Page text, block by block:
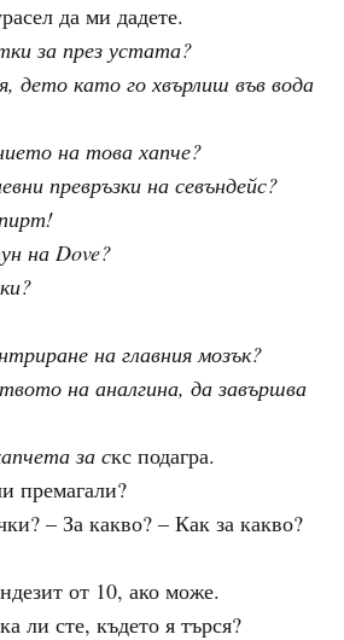
да ми дадете.
за през устата?
дето като го хвърлиш във вода
на това хапче?
превръзки на севъндейс?
на Dove?
на главния мозък?
на аналгина, да завършва
за скс подагра.
премагали?
– За какво? – Как за какво?
от 10, ако може.
ли сте, където я търся?